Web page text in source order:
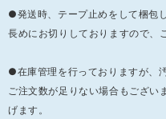
●発送時、テープ止めをして梱包
長めにお切りしておりますので、
●在庫管理を行っておりますが、
ご注文数が足りない場合もござい
げます。